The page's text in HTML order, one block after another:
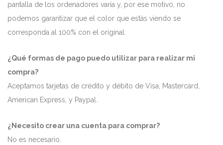
pantalla de los ordenadores varía y, por ese motivo, no
podemos garantizar que el color que estás viendo se
corresponda al 100% con el original.
¿Qué formas de pago puedo utilizar para realizar mi
compra?
Aceptamos tarjetas de crédito y débito de Visa, Mastercard,
American Express, y Paypal.
¿Necesito crear una cuenta para comprar?
No es necesario.